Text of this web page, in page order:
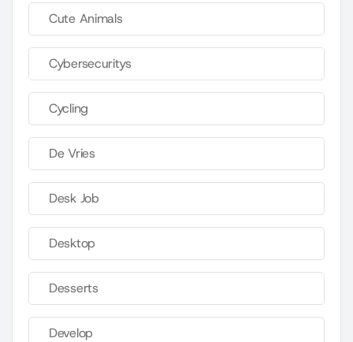
Cute Animals
Cybersecuritys
Cycling
De Vries
Desk Job
Desktop
Desserts
Develop